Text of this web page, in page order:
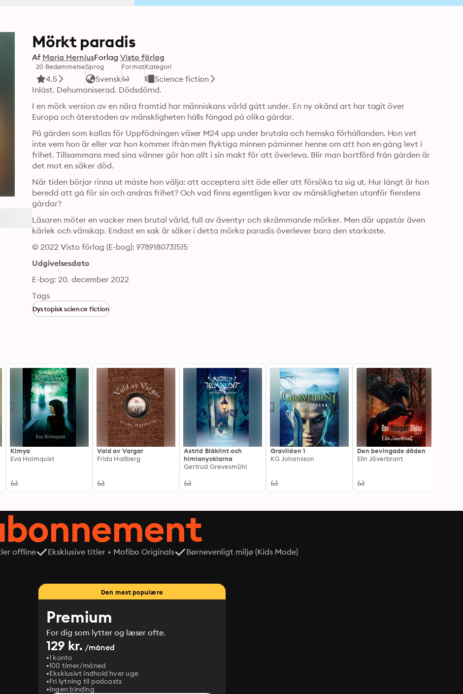
Mörkt paradis
Af Maria HerniusForlag Visto förlag
20 Bedømmelse
4.5
Sprog
Svensk
FormatKategori
Science fiction
I en mörk version av en nära framtid har människans värld gått under. En ny okänd art har tagit över
Europa och återstoden av mänskligheten hålls fångad på olika gårdar.
På gården som kallas för Uppfödningen växer M24 upp under brutala och hemska förhållanden. Hon vet
inte vem hon är eller var hon kommer ifrån men flyktiga minnen påminner henne om att hon en gång levt i
frihet. Tillsammans med sina vänner gör hon allt i sin makt för att överleva. Blir man bortförd från gården är
det mot en säker död.
När tiden börjar rinna ut måste hon välja: att acceptera sitt öde eller att försöka ta sig ut. Hur långt är hon
beredd att gå för sin och andras frihet? Och vad finns egentligen kvar av mänskligheten utanför fiendens
gårdar?
Läsaren möter en vacker men brutal värld, full av äventyr och skrämmande mörker. Men där uppstår även
kärlek och vänskap. Endast en sak är säker i detta mörka paradis överlever bara den starkaste.
© 2022 Visto förlag (E-bog): 9789180731515
Udgivelsesdato
E-bog: 20. december 2022
Tags
Dystopisk science fiction
Kimya
Eva Holmquist
Vald av Vargar
Frida Hallberg
Astrid Blåklint och
himlanycklarna
Gertrud Grevesmühl
Gravliden 1
KG Johansson
Den bevingade döden
Elin Jäverbrant
offline Eksklusive titler + Mofibo Originals
Børnevenligt miljø (Kids Mode)
Den mest populære
Premium
For dig som lytter og læser ofte.
129 kr. /måned
1 konto
100 timer/måned
Eksklusivt indhold hver uge
Fri lytning til podcasts
Ingen binding